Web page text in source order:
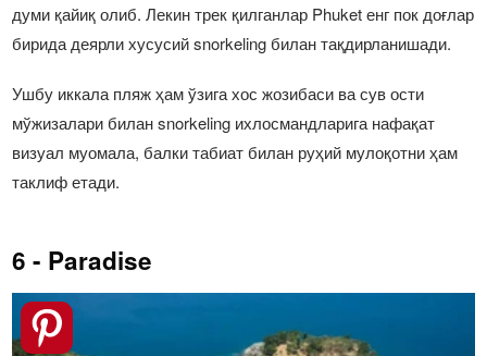
думи қайиқ олиб. Лекин трек қилганлар Phuket енг пок доғлар
бирида деярли хусусий snorkeling билан тақдирланишади.
Ушбу иккала пляж ҳам ўзига хос жозибаси ва сув ости
мўжизалари билан snorkeling ихлосмандларига нафақат
визуал муомала, балки табиат билан руҳий мулоқотни ҳам
таклиф етади.
6 - Paradise